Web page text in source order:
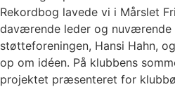
Rekordbog lavede vi i Mårslet
daværende leder og nuværende
støtteforeningen, Hansi Hahn,
op om idéen. På klubbens
projektet præsenteret for